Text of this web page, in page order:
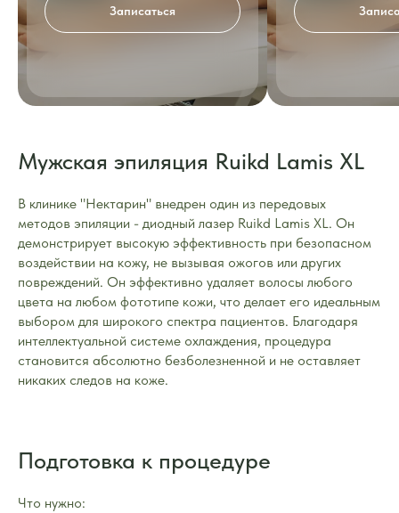
Записаться
Мужская эпиляция Ruikd Lamis XL
В клинике "Нектарин" внедрен один из передовых
методов эпиляции - диодный лазер Ruikd Lamis XL. Он
демонстрирует высокую эффективность при безопасном
воздействии на кожу, не вызывая ожогов или других
повреждений. Он эффективно удаляет волосы любого
цвета на любом фототипе кожи, что делает его идеальным
выбором для широкого спектра пациентов. Благодаря
интеллектуальной системе охлаждения, процедура
становится абсолютно безболезненной и не оставляет
никаких следов на коже.
Подготовка к процедуре
Что нужно: